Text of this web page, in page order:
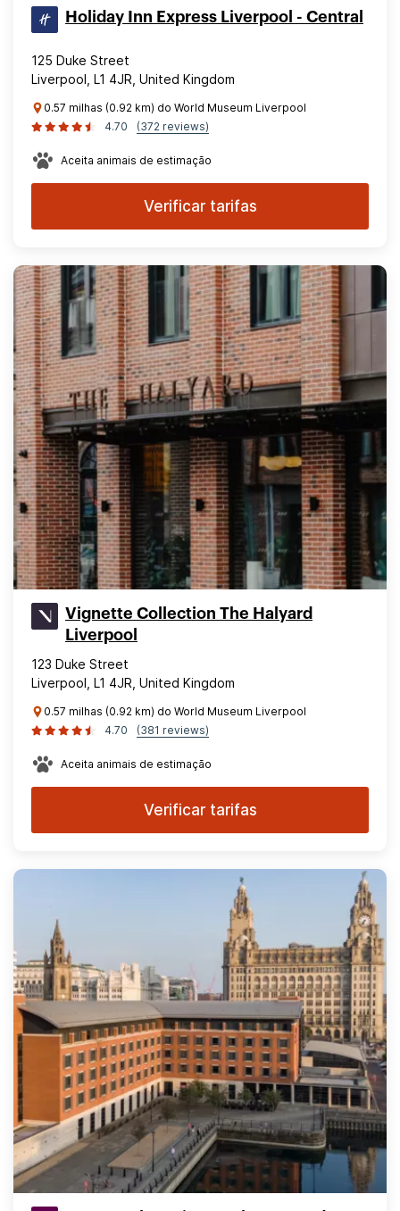
Holiday Inn Express Liverpool - Central
125 Duke Street
Liverpool, L1 4JR, United Kingdom
0.57 milhas (0.92 km) do World Museum Liverpool
4.70
(372 reviews)
Aceita animais de estimação
Verificar tarifas
Vignette Collection The Halyard
Liverpool
123 Duke Street
Liverpool, L1 4JR, United Kingdom
0.57 milhas (0.92 km) do World Museum Liverpool
4.70
(381 reviews)
Aceita animais de estimação
Verificar tarifas